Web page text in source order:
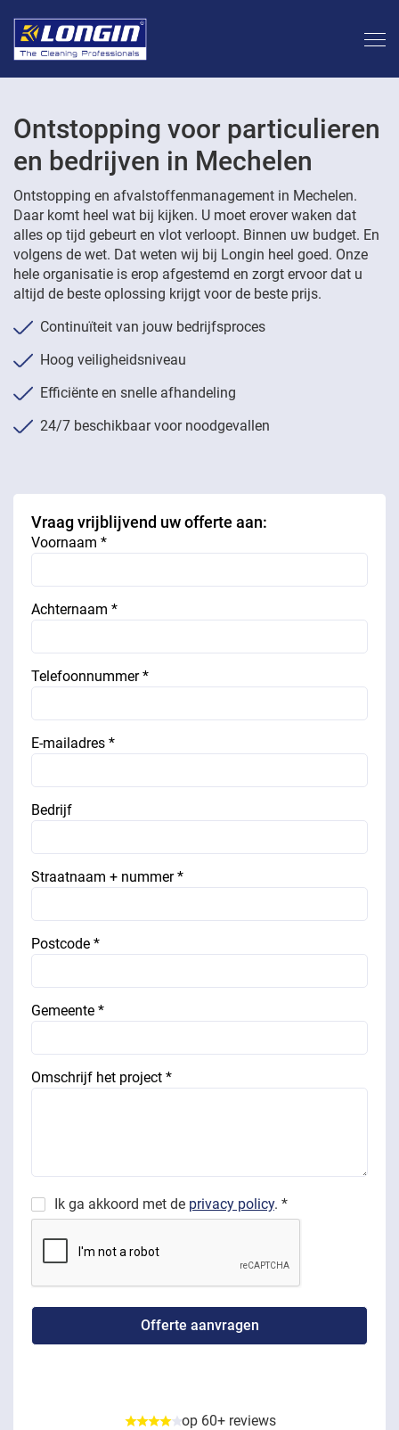
Ontstopping voor particulieren
en bedrijven in Mechelen
Ontstopping en afvalstoffenmanagement in Mechelen.
Daar komt heel wat bij kijken. U moet erover waken dat
alles op tijd gebeurt en vlot verloopt. Binnen uw budget. En
volgens de wet. Dat weten wij bij Longin heel goed. Onze
hele organisatie is erop afgestemd en zorgt ervoor dat u
altijd de beste oplossing krijgt voor de beste prijs.
Continuïteit van jouw bedrijfsproces
Hoog veiligheidsniveau
Efficiënte en snelle afhandeling
24/7 beschikbaar voor noodgevallen
Vraag vrijblijvend uw offerte aan:
Voornaam *
Achternaam *
Telefoonnummer *
E-mailadres *
Bedrijf
Straatnaam + nummer *
Postcode *
Gemeente *
Omschrijf het project *
Ik ga akkoord met de privacy policy. *
op 60+ reviews